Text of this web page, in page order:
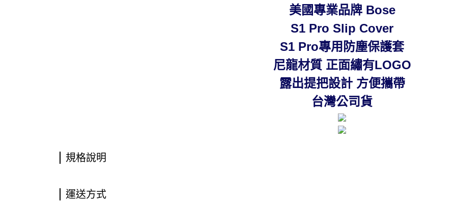
美國專業品牌 Bose
S1 Pro Slip Cover
S1 Pro專用防塵保護套
尼龍材質 正面繡有LOGO
露出提把設計 方便攜帶
台灣公司貨
規格說明
運送方式